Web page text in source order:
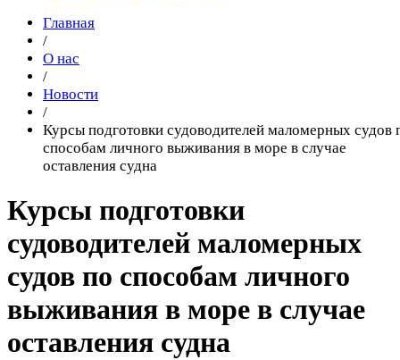
Главная
/
О нас
/
Новости
/
Курсы подготовки судоводителей маломерных судов
способам личного выживания в море в случае
оставления судна
Курсы подготовки
судоводителей маломерных
судов по способам личного
выживания в море в случае
оставления судна